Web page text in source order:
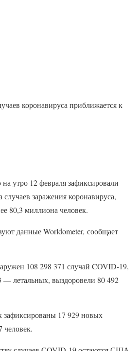
коронавируса приближается к
утро 12 февраля зафиксировали
заражения коронавируса,
80,3 миллиона человек.
данные Worldometer, сообщает
108 298 371 случай COVID-19,
— летальных, выздоровели 80 492
зафиксированы 17 929 новых
человек.